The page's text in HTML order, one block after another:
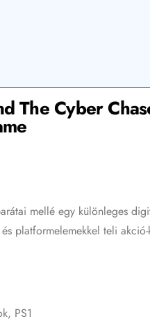
The Cyber
mellé egy különleges
platformelemekkel teli
, PS1